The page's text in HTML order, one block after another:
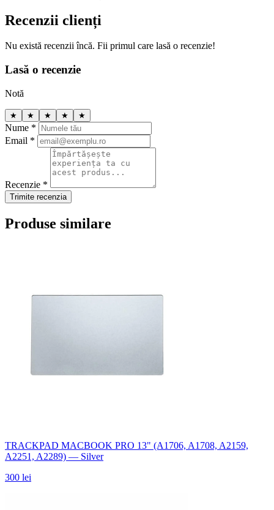
Recenzii clienți
Nu există recenzii încă. Fii primul care lasă o recenzie!
Lasă o recenzie
Notă
★ ★ ★ ★ ★
Nume *
Email *
Recenzie *
Trimite recenzia
Produse similare
TRACKPAD MACBOOK PRO 13" (A1706, A1708, A2159,
A2251, A2289) — Silver
300 lei